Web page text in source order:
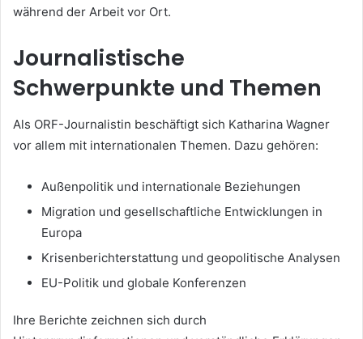
während der Arbeit vor Ort.
Journalistische
Schwerpunkte und Themen
Als ORF-Journalistin beschäftigt sich Katharina Wagner
vor allem mit internationalen Themen. Dazu gehören:
Außenpolitik und internationale Beziehungen
Migration und gesellschaftliche Entwicklungen in
Europa
Krisenberichterstattung und geopolitische Analysen
EU-Politik und globale Konferenzen
Ihre Berichte zeichnen sich durch